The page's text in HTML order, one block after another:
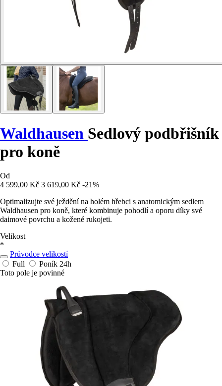
Waldhausen Sedlový podbřišník
pro koně
Od
4 599,00 Kč 3 619,00 Kč -21%
Optimalizujte své ježdění na holém hřebci s anatomickým sedlem
Waldhausen pro koně, které kombinuje pohodlí a oporu díky své
daimové povrchu a kožené rukojeti.
Velikost
*
Průvodce velikostí
Full
Poník 24h
Toto pole je povinné